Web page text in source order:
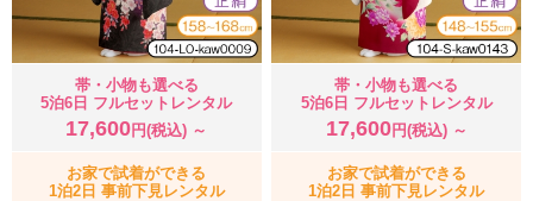
帯・小物も選べる
5泊6日 フルセットレンタル
17,600 円(税込) ～
お家で試着ができる
1泊2日 事前下見レンタル
帯・小物も選べる
5泊6日 フルセットレンタル
17,600円(税込) ～
お家で試着ができる
1泊2日 事前下見レンタル